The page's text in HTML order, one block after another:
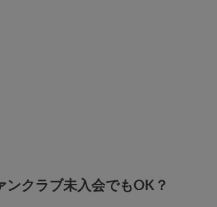
ンクラブ未入会でもOK？